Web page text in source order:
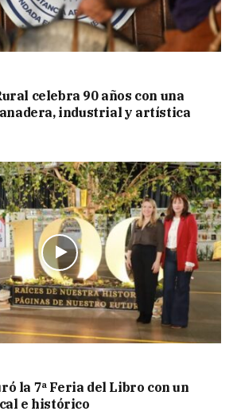
celebra 90 años con una
industrial y artística
la 7ª Feria del Libro con un
e histórico